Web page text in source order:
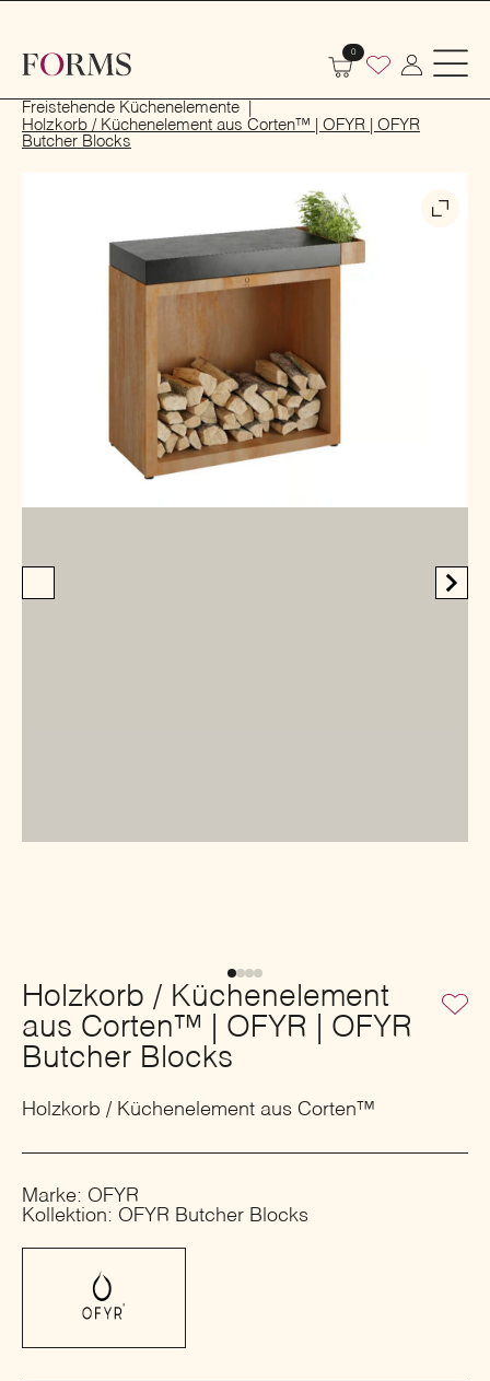
0
Freistehende Küchenelemente
Holzkorb / Küchenelement aus Corten™ | OFYR | OFYR
Butcher Blocks
Holzkorb / Küchenelement
aus Corten™ | OFYR | OFYR
Butcher Blocks
Holzkorb / Küchenelement aus Corten™
Marke: OFYR
Kollektion: OFYR Butcher Blocks